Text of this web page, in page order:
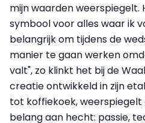
mijn waarden weerspiegelt.
symbool voor alles waar ik
belangrijk om tijdens de
manier te gaan werken
valt", zo klinkt het bij de
creatie ontwikkeld in zijn
tot koffiekoek,
belang aan hecht: passie,